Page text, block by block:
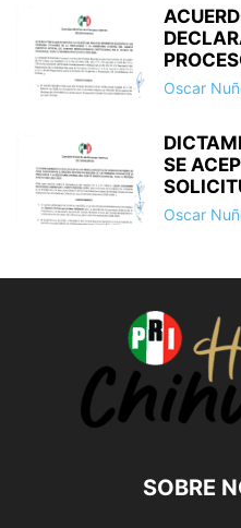
Oscar
SE
Oscar
SOBRE